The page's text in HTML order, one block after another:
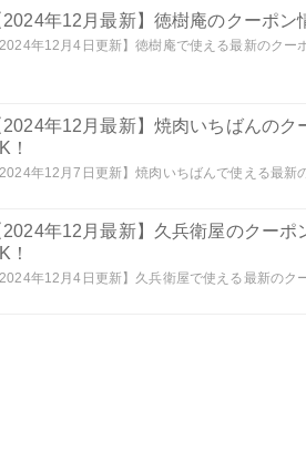
2024年12月最新】徳樹庵のクーポ
2024年12月4日更新】徳樹庵で使える最新のクー
2024年12月最新】焼肉いちばんの
！
2024年12月7日更新】焼肉いちばんで使える最新
2024年12月最新】久兵衛屋のクー
！
2024年12月4日更新】久兵衛屋で使える最新のク